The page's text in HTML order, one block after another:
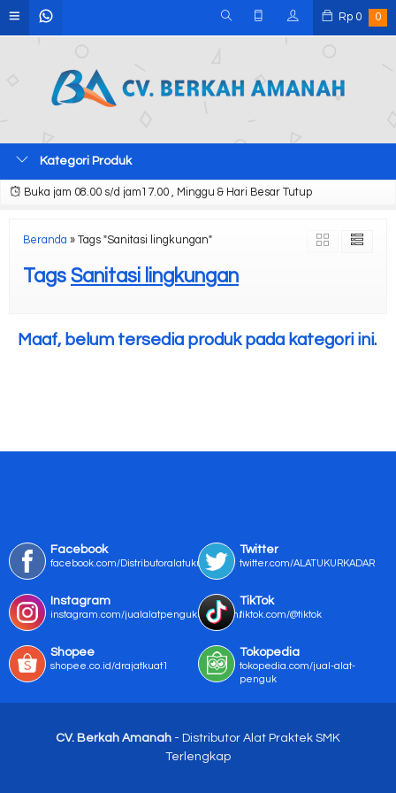
Rp 0 0
Kategori Produk
Buka jam 08.00 s/d jam17.00 , Minggu & Hari Besar Tutup
Beranda » Tags "Sanitasi lingkungan"
Tags Sanitasi lingkungan
Maaf, belum tersedia produk pada kategori ini.
Facebook
facebook.com/Distributoralatukur
Twitter
twitter.com/ALATUKURKADAR
Instagram
instagram.com/jualalatpengukurmurah/
TikTok
tiktok.com/@tiktok
Shopee
shopee.co.id/drajatkuat1
Tokopedia
tokopedia.com/jual-alat-
penguk
CV. Berkah Amanah - Distributor Alat Praktek SMK
Terlengkap